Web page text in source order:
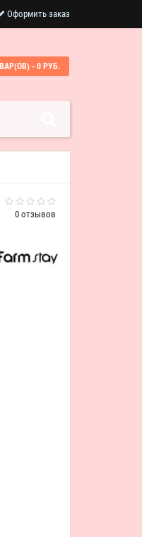
Оформить заказ
- 0 РУБ.
0 отзывов